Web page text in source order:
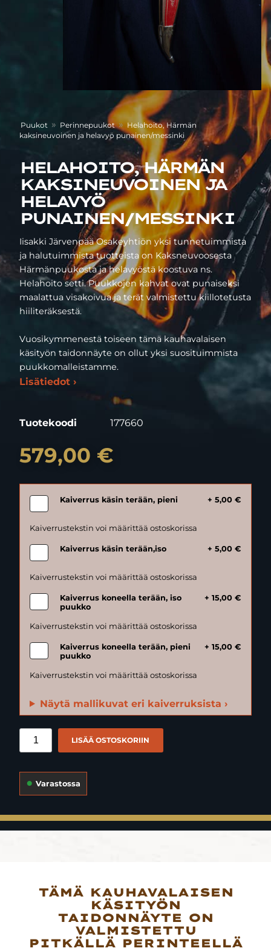
Puukot » Perinnepuukot»Helahoito, Härmän
kaksineuvoinen ja helavyö punainen/messinki
HELAHOITO, HÄRMÄN
KAKSINEUVOINEN JA
HELAVYÖ
PUNAINEN/MESSINKI
Iisakki Järvenpää Osakeyhtiön yksi tunnetuimmista
ja halutuimmista tuotteista on Kaksneuvoosesta
Härmänpuukosta ja helavyöstä koostuva ns.
Helahoito setti. Puukkojen kahvat ovat punaiseksi
maalattua visakoivua ja terät valmistettu kiillotetusta
hiiliteräksestä.
Vuosikymmenestä toiseen tämä kauhavalaisen
käsityön taidonnäyte on ollut yksi suosituimmista
puukkomalleistamme.
Lisätiedot ›
Tuotekoodi 177660
579,00 €
Kaiverrus käsin terään, pieni + 5,00 €
Kaiverrus käsin terään,iso + 5,00 €
Kaiverrus koneella terään, iso
puukko
+ 15,00 €
Kaiverrus koneella terään, pieni
puukko
+ 15,00 €
Näytä mallikuvat eri kaiverruksista ›
LISÄÄ OSTOSKORIIN
Varastossa
TÄMÄ KAUHAVALAISEN
KÄSITYÖN
TAIDONNÄYTE ON
VALMISTETTU
PITKÄLLÄ PERINTEELLÄ